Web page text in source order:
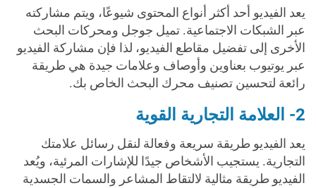
يعد الفيديو أحد أكثر أنواع المحتوى شيوعًا، ويتم مشاركته
عبر الشبكات الاجتماعية. تميل جوجل ومحركات البحث
الأخرى إلى تفضيل مقاطع الفيديو، لذا فإن مشاركة الفيديو
عبر يوتيوب بعناوين وأوصاف وعلامات جيدة هي طريقة
رائعة لتحسين تصنيف محرك البحث الخاص بك.
2- العلامة التجارية القوية
يعد الفيديو طريقة سريعة وفعالة لنقل رسائل علامتك
التجارية. يستجيب الأشخاص جيدًا للإشارات المرئية، ويُعد
الفيديو طريقة مثالية لالتقاط المشاعر والسمات الجسدية